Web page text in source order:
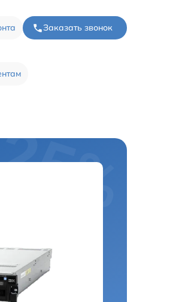
Заказать звонок